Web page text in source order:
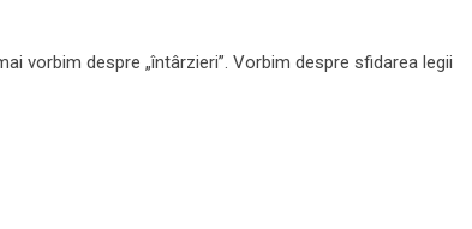
vorbim despre „întârzieri”. Vorbim despre sfidarea legii